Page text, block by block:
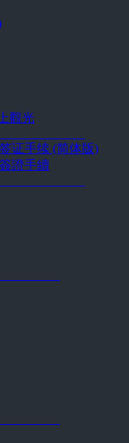
觀光
证手续 (简体版)
證手續